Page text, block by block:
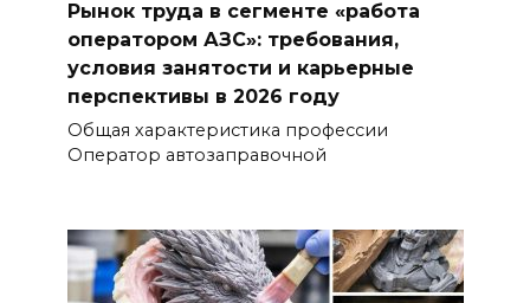
Рынок труда в сегменте «работа
оператором АЗС»: требования,
условия занятости и карьерные
перспективы в 2026 году
Общая характеристика профессии
Оператор автозаправочной